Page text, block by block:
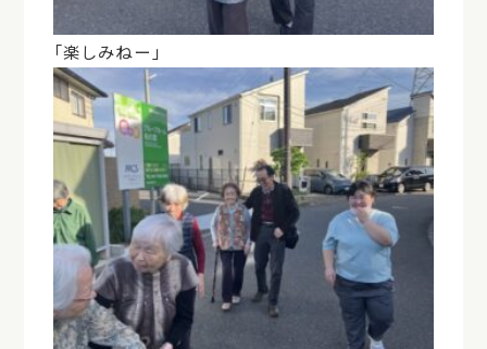
「楽しみねー」